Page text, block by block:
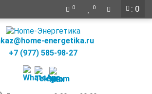
: 0
0 0
energetika.ru
+7 (977) 585-98-27